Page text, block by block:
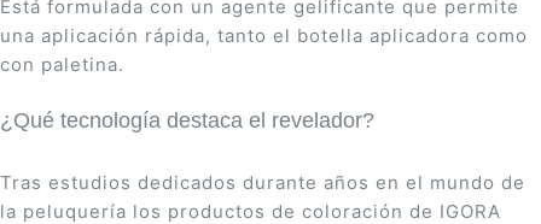
Está formulada con un agente gelificante que permite
una aplicación rápida, tanto el botella aplicadora como
con paletina.
¿Qué tecnología destaca el revelador?
Tras estudios dedicados durante años en el mundo de
la peluquería los productos de coloración de IGORA